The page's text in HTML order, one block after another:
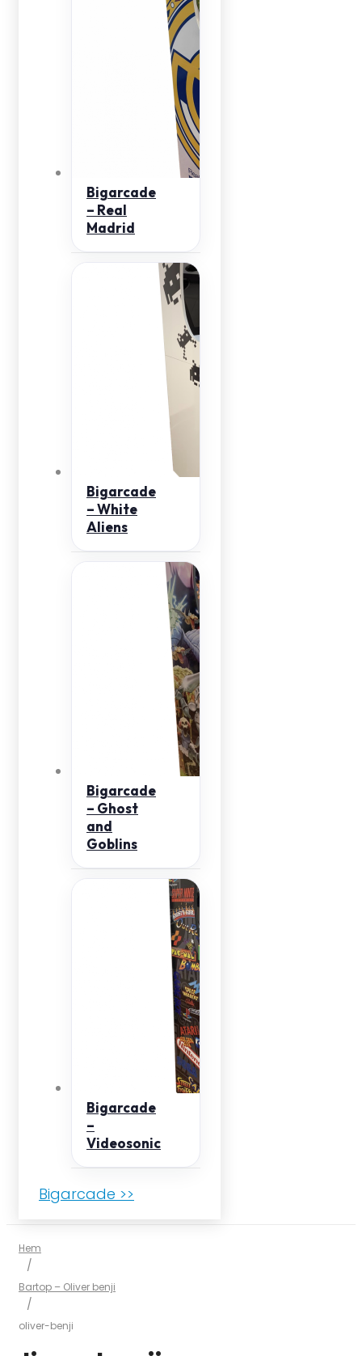
Bigarcade
– Real
Madrid
Bigarcade
– White
Aliens
Bigarcade
– Ghost
and
Goblins
Bigarcade
–
Videosonic
Bigarcade >>
Hem
/
Bartop – Oliver benji
/
oliver-benji